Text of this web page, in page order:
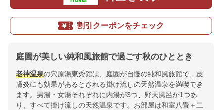
割引クーポンをチェック
庭園が美しい純和風旅館で過ごす秋のひととき
老神温泉の穴原湯東秀館は、庭園が自慢の純和風旅館で、皮
膚炎にも効果があるとされる掛け流しの天然温泉を満喫でき
ます。男湯・女湯それぞれに内湯が3つ、野天風呂が1つあ
り、すべて掛け流しの天然温泉です。お部屋は和室八畳＋二